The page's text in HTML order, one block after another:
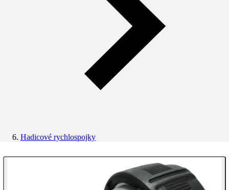
Hadicové rychlospojky